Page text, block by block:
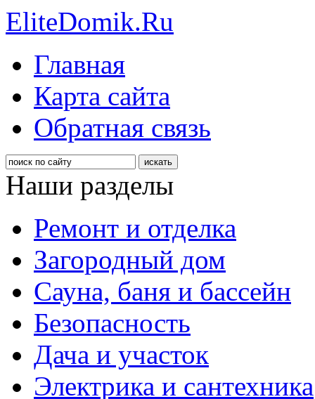
EliteDomik.Ru
Главная
Карта сайта
Обратная связь
Наши разделы
Ремонт и отделка
Загородный дом
Сауна, баня и бассейн
Безопасность
Дача и участок
Электрика и сантехника